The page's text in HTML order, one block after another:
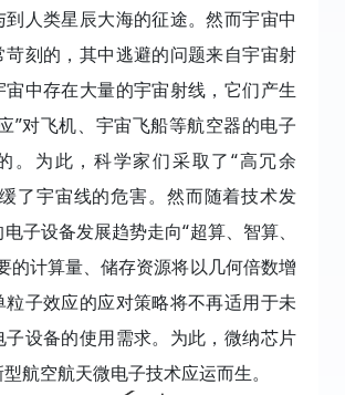
到人类星辰大海的征途。然而宇宙中
苛刻的，其中逃避的问题来自宇宙射
宙中存在大量的宇宙射线，它们产生
”对飞机、宇宙飞船等航空器的电子
。为此，科学家们采取了“高冗余
了宇宙线的危害。然而随着技术发
子设备发展趋势走向“超算、智算、
的计算量、储存资源将以几何倍数增
粒子效应的应对策略将不再适用于未
子设备的使用需求。为此，微纳芯片
航空航天微电子技术应运而生。